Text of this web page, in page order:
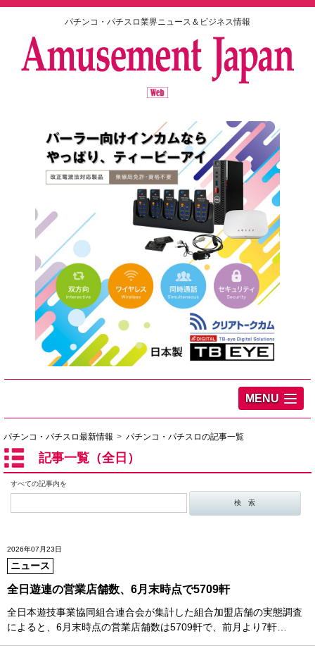
パチンコ・パチスロ業界ニュース＆ビジネス情報
MENU
パチンコ・パチスロ最新情報 パチンコ・パチスロの記事一覧
記事一覧（全日）
すべての記事内を
2026年07月23日
ニュース
全日遊連の営業店舗数、6月末時点で5709軒
全日本遊技事業協同組合連合会が集計した組合加盟店舗の実態調査
によると、6月末時点の営業店舗数は5709軒で、前月より7軒…